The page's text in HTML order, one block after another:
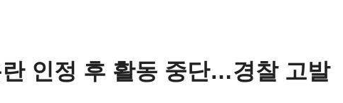
란 인정 후 활동 중단…경찰 고발